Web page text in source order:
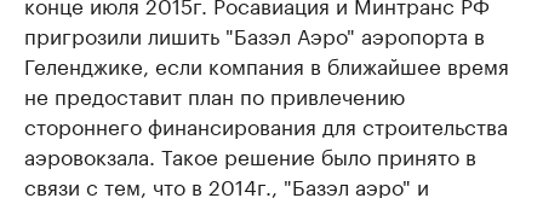
пригрозили лишить "Базэл Аэро" аэропорта в
Геленджике, если компания в ближайшее время
не предоставит план по привлечению
стороннего финансирования для строительства
аэровокзала. Такое решение было принято в
связи с тем, что в 2014г., "Базэл аэро" и